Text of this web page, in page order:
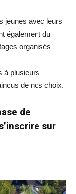
jeunes avec leurs
également du
organisés
à plusieurs
de nos choix.
de
sur